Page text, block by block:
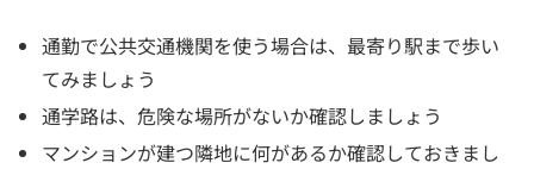
通勤で公共交通機関を使う場合は、最寄り駅まで歩い
てみましょう
通学路は、危険な場所がないか確認しましょう
マンションが建つ隣地に何があるか確認しておきまし